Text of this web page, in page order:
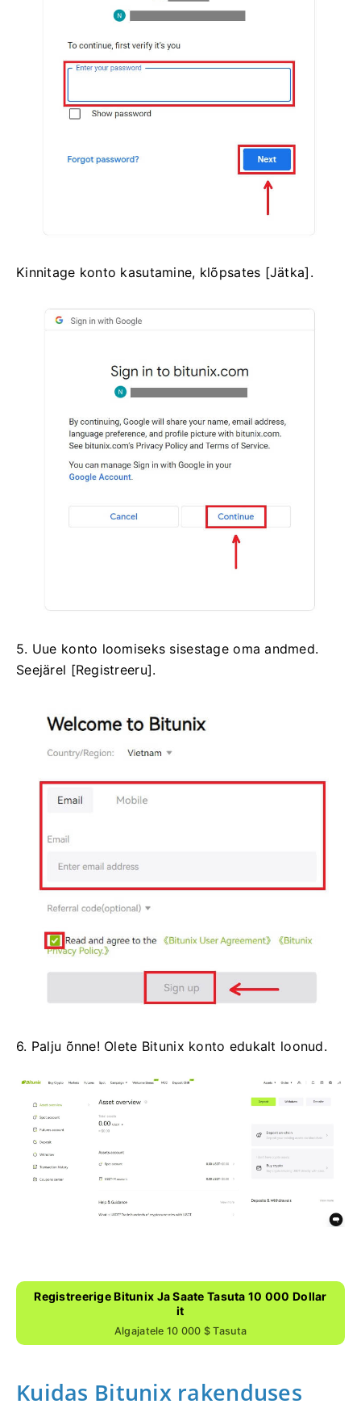
Kinnitage konto kasutamine, klõpsates [Jätka].
5. Uue konto loomiseks sisestage oma andmed.
Seejärel [Registreeru].
6. Palju õnne! Olete Bitunix konto edukalt loonud.
Registreerige Bitunix Ja Saate Tasuta 10 000 Dollar
It
Algajatele 10 000 $ Tasuta
Kuidas Bitunix rakenduses